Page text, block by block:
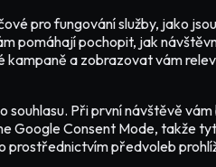
pro fungování služby, jako
pomáhají pochopit, jak
a zobrazovat vám
Při první návštěvě
Google Consent Mode, takže
předvoleb